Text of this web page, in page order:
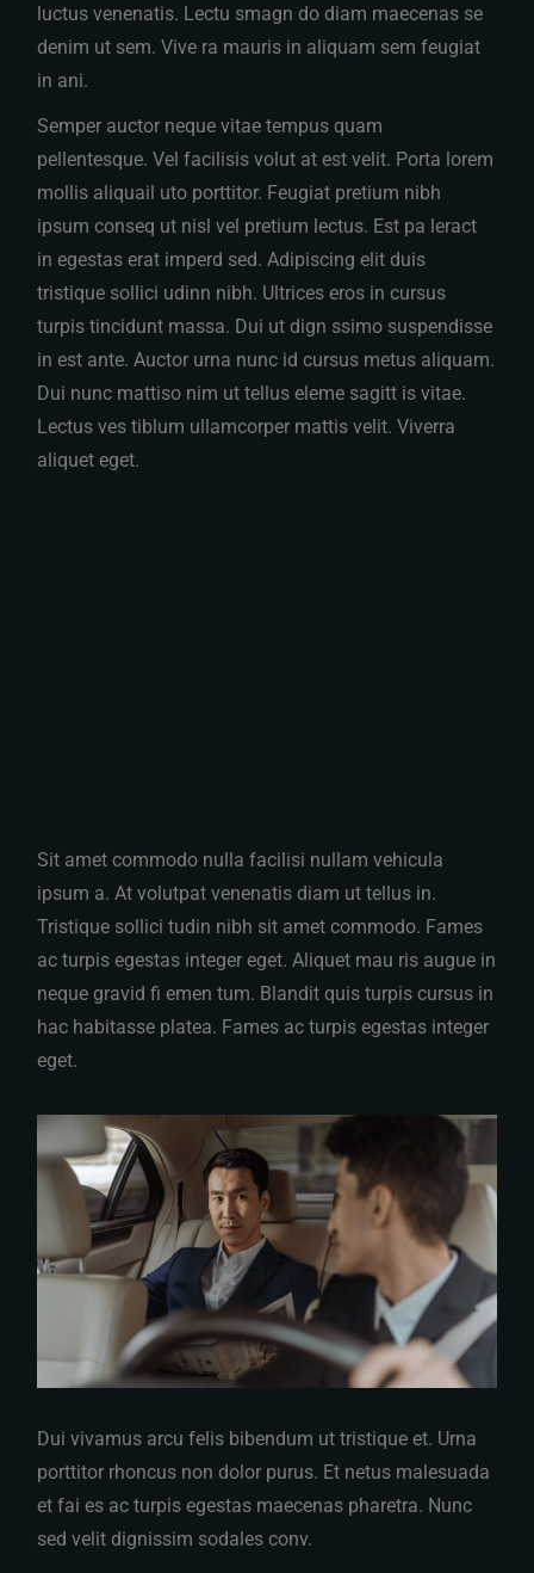
luctus venenatis. Lectu smagn do diam maecenas se
denim ut sem. Vive ra mauris in aliquam sem feugiat
in ani.
Semper auctor neque vitae tempus quam
pellentesque. Vel facilisis volut at est velit. Porta lorem
mollis aliquail uto porttitor. Feugiat pretium nibh
ipsum conseq ut nisl vel pretium lectus. Est pa leract
in egestas erat imperd sed. Adipiscing elit duis
tristique sollici udinn nibh. Ultrices eros in cursus
turpis tincidunt massa. Dui ut dign ssimo suspendisse
in est ante. Auctor urna nunc id cursus metus aliquam.
Dui nunc mattiso nim ut tellus eleme sagitt is vitae.
Lectus ves tiblum ullamcorper mattis velit. Viverra
aliquet eget.
Sit amet commodo nulla facilisi nullam vehicula
ipsum a. At volutpat venenatis diam ut tellus in.
Tristique sollici tudin nibh sit amet commodo. Fames
ac turpis egestas integer eget. Aliquet mau ris augue in
neque gravid fi emen tum. Blandit quis turpis cursus in
hac habitasse platea. Fames ac turpis egestas integer
eget.
Dui vivamus arcu felis bibendum ut tristique et. Urna
porttitor rhoncus non dolor purus. Et netus malesuada
et fai es ac turpis egestas maecenas pharetra. Nunc
sed velit dignissim sodales conv.